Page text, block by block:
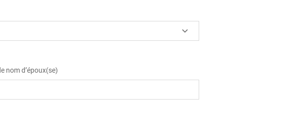
nom d’époux(se)